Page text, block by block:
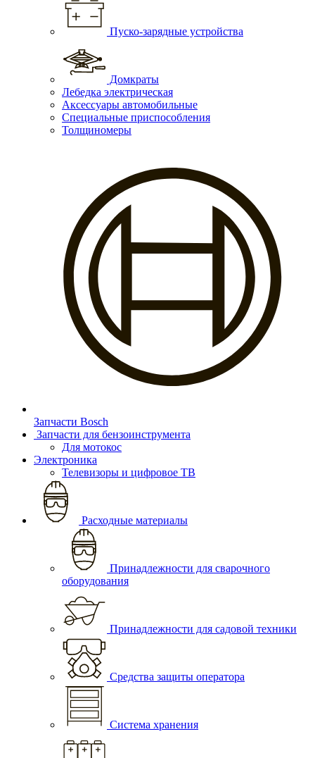
Пуско-зарядные устройства
Домкраты
Лебедка электрическая
Аксессуары автомобильные
Специальные приспособления
Толщиномеры
Запчасти Bosch
Запчасти для бензоинструмента
Для мотокос
Электроника
Телевизоры и цифровое ТВ
Расходные материалы
Принадлежности для сварочного
оборудования
Принадлежности для садовой техники
Средства защиты оператора
Система хранения